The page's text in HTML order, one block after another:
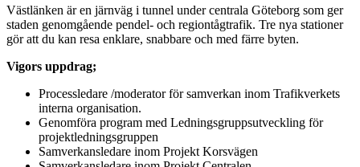
Västlänken är en järnväg i tunnel under centrala Göteborg som ger
staden genomgående pendel- och regiontågtrafik. Tre nya stationer
gör att du kan resa enklare, snabbare och med färre byten.
Vigors uppdrag;
Processledare /moderator för samverkan inom Trafikverkets
interna organisation.
Genomföra program med Ledningsgruppsutveckling för
projektledningsgruppen
Samverkansledare inom Projekt Korsvägen